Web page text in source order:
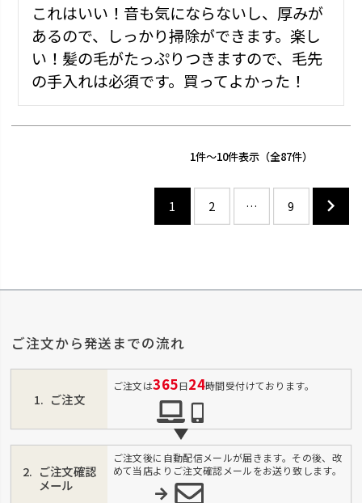
これはいい！音も気にならないし、厚みが
あるので、しっかり掃除ができます。楽し
い！髪の毛がたっぷりつきますので、毛先
87
1 -
10件表示
1 2 … 9
ご注文から発送までの流れ
ご注文
ご注文は365日24時間受付けております。
ご注文確認
メール
ご注文後に自動配信メールが届きます。その後、改
めて当店よりご注文確認メールをお送り致します。